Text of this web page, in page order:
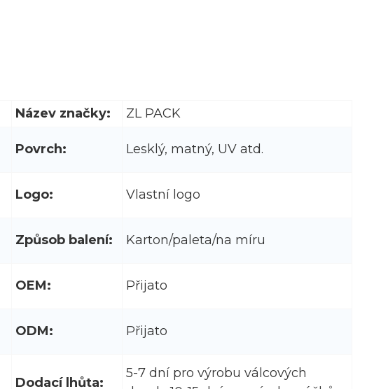
Název značky:
ZL PACK
Povrch: Lesklý, matný, UV atd.
Logo: Vlastní logo
Způsob balení: Karton/paleta/na míru
OEM: Přijato
ODM: Přijato
Dodací lhůta:
5-7 dní pro výrobu válcových